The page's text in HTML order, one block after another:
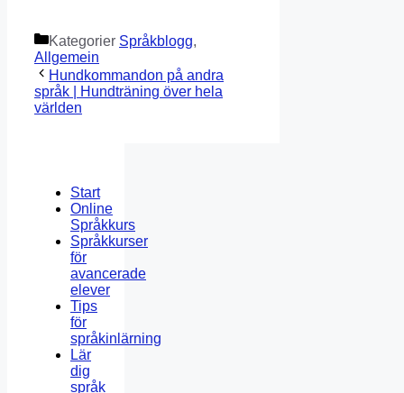
Kategorier Språkblogg,
Allgemein
Hundkommandon på andra
språk | Hundträning över hela
världen
Start
Online
Språkkurs
Språkkurser
för
avancerade
elever
Tips
för
språkinlärning
Lär
dig
språk